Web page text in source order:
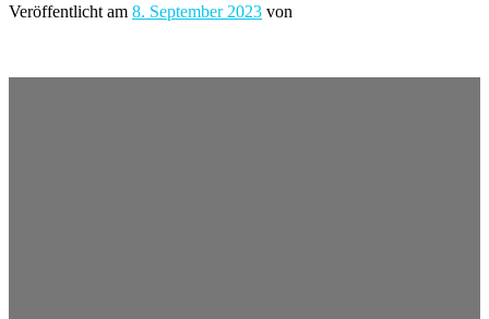
Veröffentlicht am 8. September 2023 von